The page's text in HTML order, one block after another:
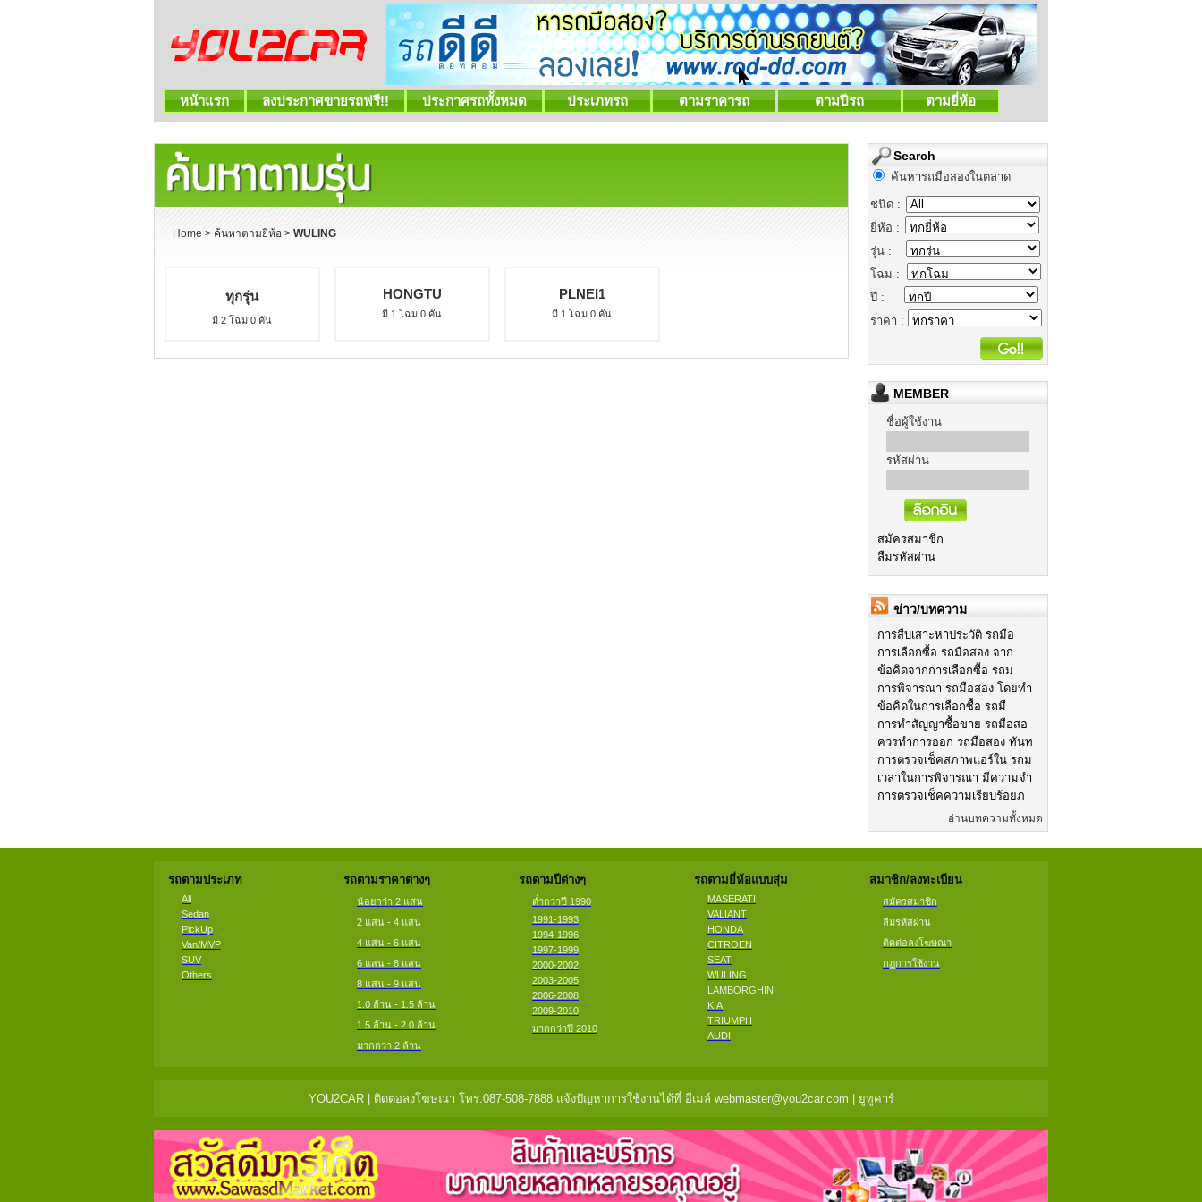
หน้าแรก ลงประกาศขายรถฟรี!! ประกาศรถทั้งหมด ประเภทรถ ตามราคารถ ตามปีรถ ตามยี่ห้อ
Home > ค้นหาตามยี่ห้อ > WULING
ทุกรุ่น
มี 2 โฉม 0 คัน
HONGTU
มี 1 โฉม 0 คัน
PLNEI1
มี 1 โฉม 0 คัน
Search
ค้นหารถมือสองในตลาด
ชนิด :
ยี่ห้อ :
รุ่น :
โฉม :
ปี :
ราคา :
MEMBER
ชื่อผู้ใช้งาน
รหัสผ่าน
สมัครสมาชิก
ลืมรหัสผ่าน
ข่าว/บทความ
การสืบเสาะหาประวัติ รถมือ
การเลือกซื้อ รถมือสอง จาก
ข้อคิดจากการเลือกซื้อ รถม
การพิจารณา รถมือสอง โดยทำ
ข้อคิดในการเลือกซื้อ รถมื
การทำสัญญาซื้อขาย รถมือสอ
ควรทำการออก รถมือสอง ทันท
การตรวจเช็คสภาพแอร์ใน รถม
เวลาในการพิจารณา มีความจำ
การตรวจเช็คความเรียบร้อยภ
อ่านบทความทั้งหมด
รถตามประเภท
All
Sedan
PickUp
Van/MVP
SUV
Others
รถตามราคาต่างๆ
น้อยกว่า 2 แสน
2 แสน - 4 แสน
4 แสน - 6 แสน
6 แสน - 8 แสน
8 แสน - 9 แสน
1.0 ล้าน - 1.5 ล้าน
1.5 ล้าน - 2.0 ล้าน
มากกว่า 2 ล้าน
รถตามปีต่างๆ
ต่ำกว่าปี 1990
1991-1993
1994-1996
1997-1999
2000-2002
2003-2005
2006-2008
2009-2010
มากกว่าปี 2010
รถตามยี่ห้อแบบสุ่ม
MASERATI
VALIANT
HONDA
CITROEN
SEAT
WULING
LAMBORGHINI
KIA
TRIUMPH
AUDI
สมาชิก/ลงทะเบียน
สมัครสมาชิก
ลืมรหัสผ่าน
ติดต่อลงโฆษณา
กฏการใช้งาน
YOU2CAR | ติดต่อลงโฆษณา โทร.087-508-7888 แจ้งปัญหาการใช้งานได้ที่ อีเมล์ webmaster@you2car.com | ยูทูคาร์